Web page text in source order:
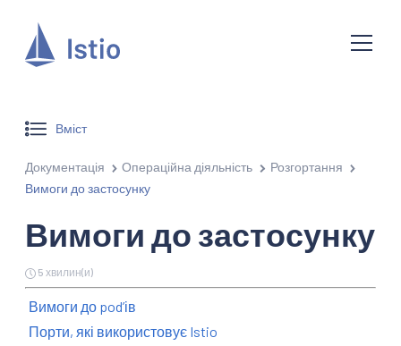
Вміст
Документація Операційна діяльність
Розгортання
Вимоги до застосунку
Вимоги до застосунку
5 хвилин(и)
Вимоги до podʼів
Порти, які використовує Istio